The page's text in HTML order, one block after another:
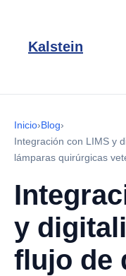
Kalstein
Inicio›Blog›
Integración con LIMS y
lámparas quirúrgicas
y
flujo de